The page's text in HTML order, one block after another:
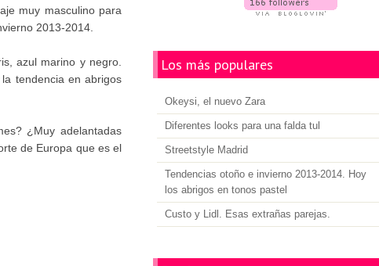
muy masculino para
2013-2014.
azul marino y negro.
tendencia en abrigos
¿Muy adelantadas
de Europa que es el
Los más populares
Okeysi, el nuevo Zara
Diferentes looks para una falda tul
Streetstyle Madrid
Tendencias otoño e invierno 2013-2014. Hoy
los abrigos en tonos pastel
Custo y Lidl. Esas extrañas parejas.